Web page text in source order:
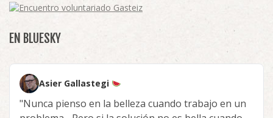
EN BLUESKY
Asier Gallastegi
"Nunca pienso en la belleza cuando trabajo en un